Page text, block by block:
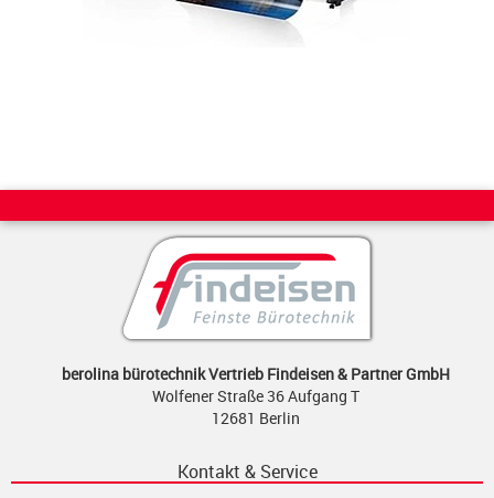
berolina bürotechnik Vertrieb Findeisen & Partner GmbH
Wolfener Straße 36 Aufgang T
12681 Berlin
Kontakt & Service